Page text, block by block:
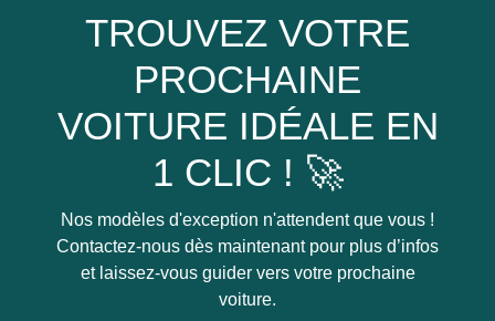
TROUVEZ VOTRE
PROCHAINE
VOITURE IDÉALE EN
1 CLIC ! 🚀
Nos modèles d'exception n'attendent que vous !
Contactez-nous dès maintenant pour plus d’infos
et laissez-vous guider vers votre prochaine
voiture.